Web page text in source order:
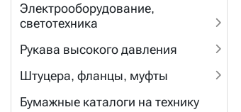
Электрооборудование,
светотехника
Рукава высокого давления
Штуцера, фланцы, муфты
Бумажные каталоги на технику